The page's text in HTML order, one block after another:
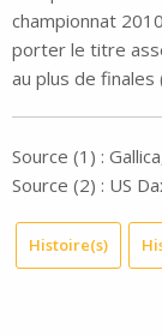
championnat
porter le titre
au plus de finales
Source (1) :
Source (2) : US
Histoire(s)